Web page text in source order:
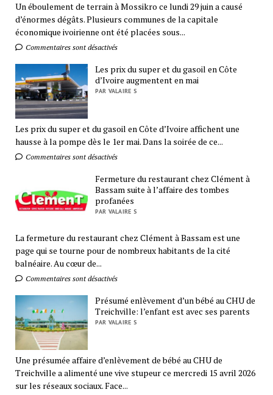
Un éboulement de terrain à Mossikro ce lundi 29 juin a causé
d’énormes dégâts. Plusieurs communes de la capitale
économique ivoirienne ont été placées sous...
Commentaires sont désactivés
Les prix du super et du gasoil en Côte
d’Ivoire augmentent en mai
PAR VALAIRE S
Les prix du super et du gasoil en Côte d’Ivoire affichent une
hausse à la pompe dès le 1er mai. Dans la soirée de ce...
Commentaires sont désactivés
Fermeture du restaurant chez Clément à
Bassam suite à l’affaire des tombes
profanées
PAR VALAIRE S
La fermeture du restaurant chez Clément à Bassam est une
page qui se tourne pour de nombreux habitants de la cité
balnéaire. Au cœur de...
Commentaires sont désactivés
Présumé enlèvement d’un bébé au CHU de
Treichville: l’enfant est avec ses parents
PAR VALAIRE S
Une présumée affaire d’enlèvement de bébé au CHU de
Treichville a alimenté une vive stupeur ce mercredi 15 avril 2026
sur les réseaux sociaux. Face...